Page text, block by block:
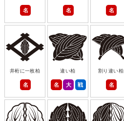
名 名 名
井桁に一枚柏
名
違い柏
名 大 戦
割り違い柏
名